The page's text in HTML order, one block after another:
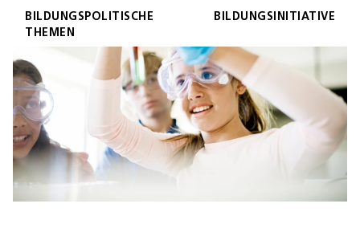
BILDUNGSPOLITISCHE
THEMEN
BILDUNGSINITIATIVE